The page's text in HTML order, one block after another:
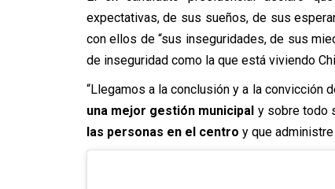
expectativas, de sus sueños, de sus
con ellos de “sus inseguridades, de sus
de inseguridad como la que está viviendo
“Llegamos a la conclusión y a la convicción
una mejor gestión municipal y sobre todo
las personas en el centro y que